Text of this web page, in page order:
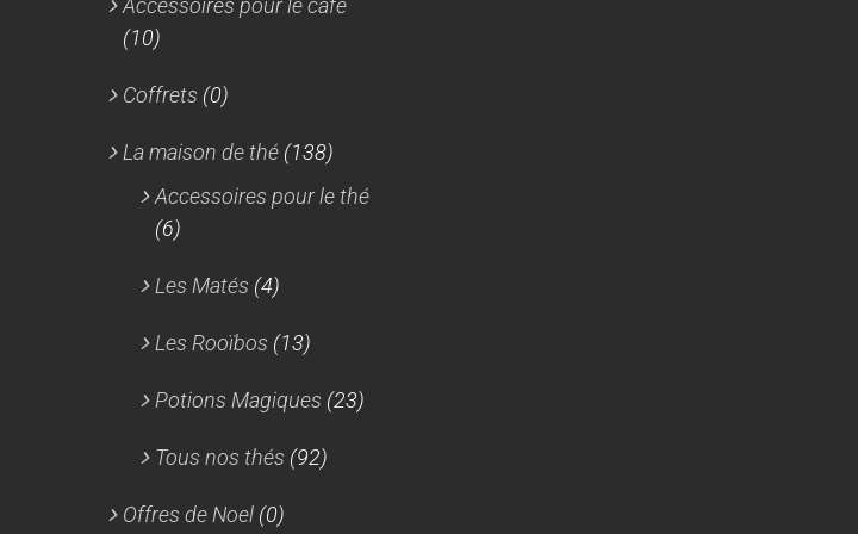
Accessoires pour le café
(10)
Coffrets (0)
La maison de thé (138)
Accessoires pour le thé
(6)
Les Matés (4)
Les Rooïbos (13)
Potions Magiques (23)
Tous nos thés (92)
Offres de Noel (0)